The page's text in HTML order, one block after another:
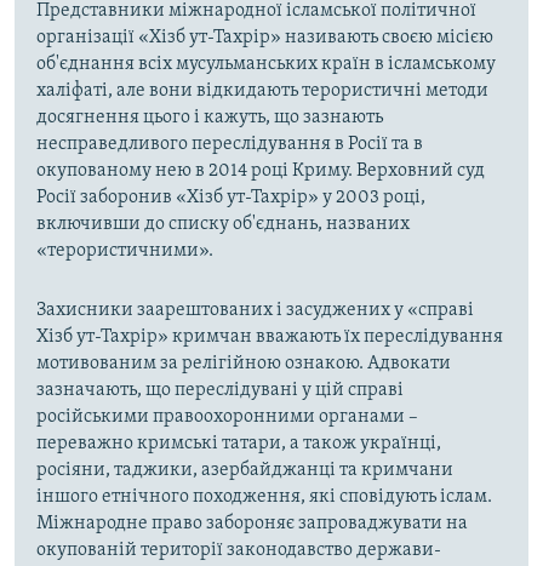
Представники міжнародної ісламської політичної
організації «Хізб ут-Тахрір» називають своєю місією
об'єднання всіх мусульманських країн в ісламському
халіфаті, але вони відкидають терористичні методи
досягнення цього і кажуть, що зазнають
несправедливого переслідування в Росії та в
окупованому нею в 2014 році Криму. Верховний суд
Росії заборонив «Хізб ут-Тахрір» у 2003 році,
включивши до списку об'єднань, названих
«терористичними».
Захисники заарештованих і засуджених у «справі
Хізб ут-Тахрір» кримчан вважають їх переслідування
мотивованим за релігійною ознакою. Адвокати
зазначають, що переслідувані у цій справі
російськими правоохоронними органами –
переважно кримські татари, а також українці,
росіяни, таджики, азербайджанці та кримчани
іншого етнічного походження, які сповідують іслам.
Міжнародне право забороняє запроваджувати на
окупованій території законодавство держави-